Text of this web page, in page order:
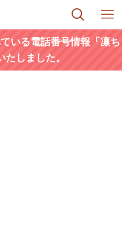
いる電話番号情報「凛ち
しました。